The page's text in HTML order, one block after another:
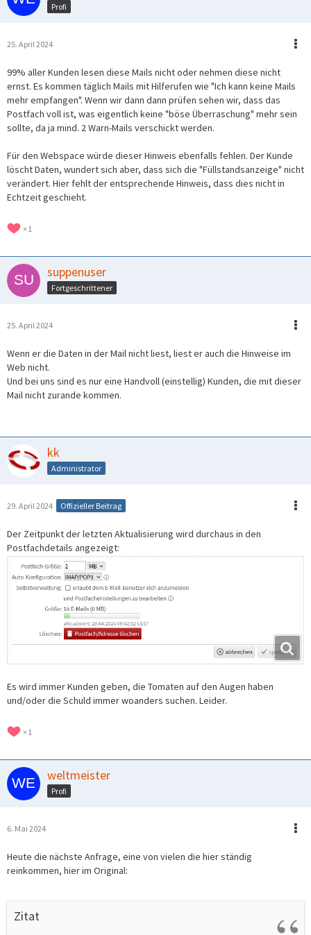
Profi
25. April 2024
99% aller Kunden lesen diese Mails nicht oder nehmen diese nicht
ernst. Es kommen täglich Mails mit Hilferufen wie "Ich kann keine Mails
mehr empfangen". Wenn wir dann dann prüfen sehen wir, dass das
Postfach voll ist, was eigentlich keine "böse Überraschung" mehr sein
sollte, da ja mind. 2 Warn-Mails verschickt werden.
Für den Webspace würde dieser Hinweis ebenfalls fehlen. Der Kunde
löscht Daten, wundert sich aber, dass sich die "Füllstandsanzeige" nicht
verändert. Hier fehlt der entsprechende Hinweis, dass dies nicht in
Echtzeit geschieht.
1
suppenuser
Fortgeschrittener
25. April 2024
Wenn er die Daten in der Mail nicht liest, liest er auch die Hinweise im
Web nicht.
Und bei uns sind es nur eine Handvoll (einstellig) Kunden, die mit dieser
Mail nicht zurande kommen.
kk
Administrator
29. April 2024 Offizieller Beitrag
Der Zeitpunkt der letzten Aktualisierung wird durchaus in den
Postfachdetails angezeigt:
Es wird immer Kunden geben, die Tomaten auf den Augen haben
und/oder die Schuld immer woanders suchen. Leider.
1
weltmeister
Profi
6. Mai 2024
Heute die nächste Anfrage, eine von vielen die hier ständig
reinkommen, hier im Original:
Zitat